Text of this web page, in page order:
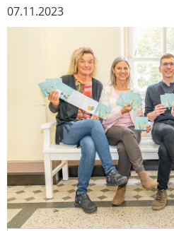
07.11.2023